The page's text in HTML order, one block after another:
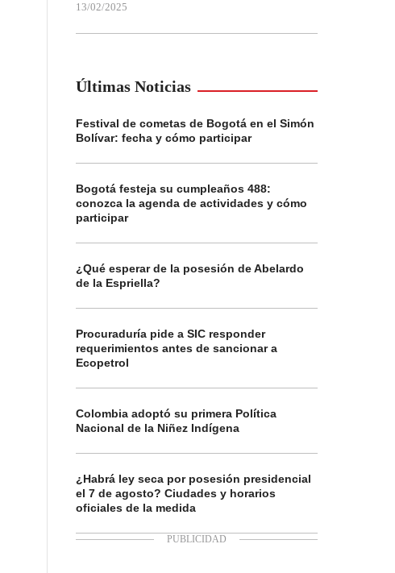
13/02/2025
Últimas Noticias
Festival de cometas de Bogotá en el Simón
Bolívar: fecha y cómo participar
Bogotá festeja su cumpleaños 488:
conozca la agenda de actividades y cómo
participar
¿Qué esperar de la posesión de Abelardo
de la Espriella?
Procuraduría pide a SIC responder
requerimientos antes de sancionar a
Ecopetrol
Colombia adoptó su primera Política
Nacional de la Niñez Indígena
¿Habrá ley seca por posesión presidencial
el 7 de agosto? Ciudades y horarios
oficiales de la medida